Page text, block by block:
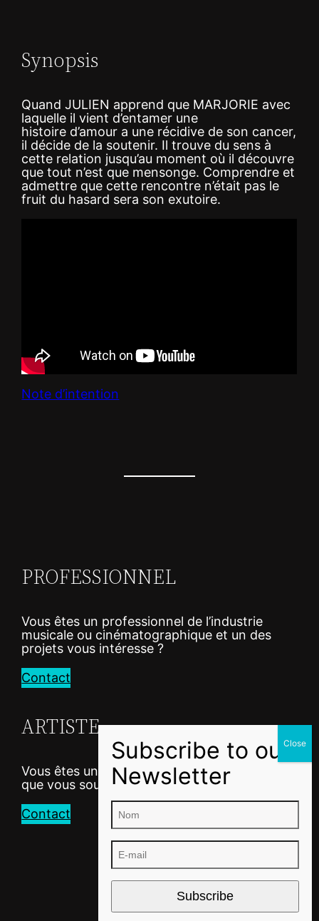
Synopsis
Quand JULIEN apprend que MARJORIE avec
laquelle il vient d’entamer une
histoire d’amour a une récidive de son cancer,
il décide de la soutenir. Il trouve du sens à
cette relation jusqu’au moment où il découvre
que tout n’est que mensonge. Comprendre et
admettre que cette rencontre n’était pas le
fruit du hasard sera son exutoire.
Note d’intention
PROFESSIONNEL
Vous êtes un professionnel de l’industrie
musicale ou cinématographique et un des
projets vous intéresse ?
Contact
ARTISTE
Vous êtes un artiste et vous avez un projet
que vous souhaitez professionnaliser ?
Contact
Subscribe